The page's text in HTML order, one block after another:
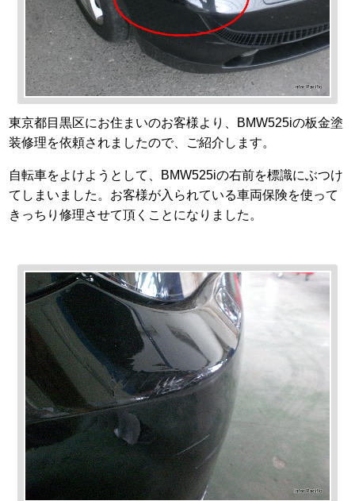
東京都目黒区にお住まいのお客様より、BMW525iの板金塗
装修理を依頼されましたので、ご紹介します。
自転車をよけようとして、BMW525iの右前を標識にぶつけ
てしまいました。お客様が入られている車両保険を使って
きっちり修理させて頂くことになりました。